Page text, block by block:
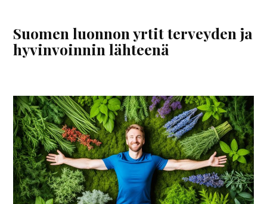
Suomen luonnon yrtit terveyden ja
hyvinvoinnin lähteenä